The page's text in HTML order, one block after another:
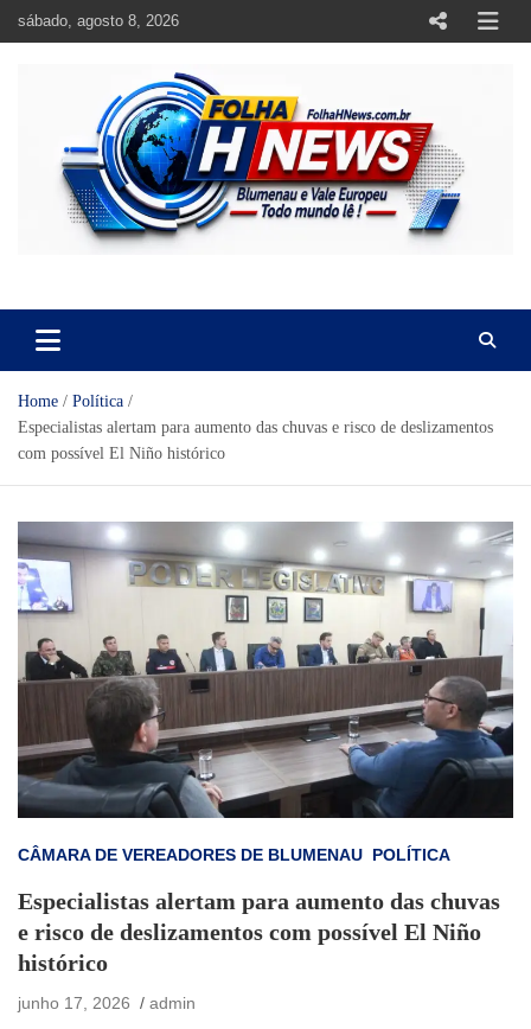
sábado, agosto 8, 2026
Home
Política
Especialistas alertam para aumento das chuvas e risco de deslizamentos
com possível El Niño histórico
CÂMARA DE VEREADORES DE BLUMENAU POLÍTICA
Especialistas alertam para aumento das chuvas
e risco de deslizamentos com possível El Niño
histórico
junho 17, 2026 admin